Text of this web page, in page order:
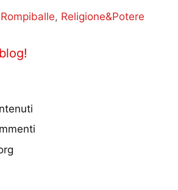
, Religione&Potere